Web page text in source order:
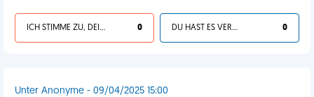
ICH STIMME ZU, DEIN LEBEN IST SCHEISSE 0 DU HAST ES VERDIENT 0
Unter Anonyme - 09/04/2025 15:00